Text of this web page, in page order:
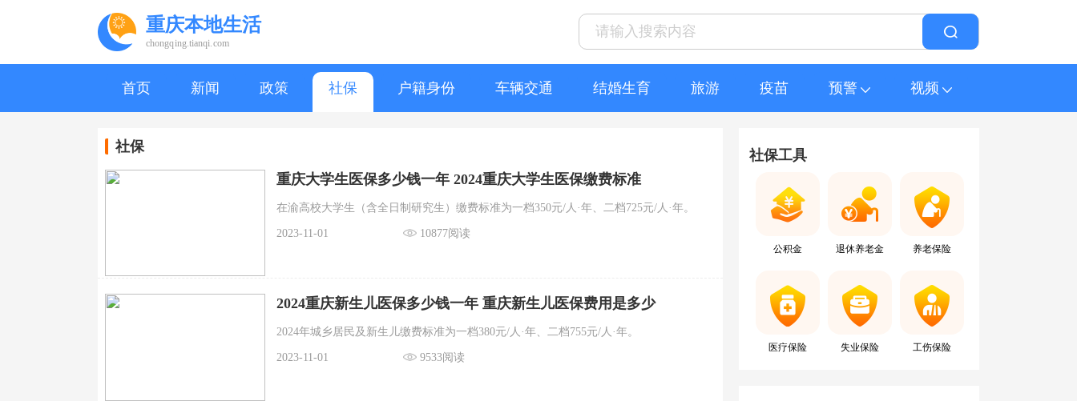
重庆本地生活
chongqing.tianqi.com
首页 新闻 政策 社保 户籍身份 车辆交通 结婚生育 旅游 疫苗 预警 视频
社保
重庆大学生医保多少钱一年 2024重庆大学生医保缴费标准
在渝高校大学生（含全日制研究生）缴费标准为一档350元/人·年、二档725元/人·年。
2023-11-01 10877阅读
2024重庆新生儿医保多少钱一年 重庆新生儿医保费用是多少
2024年城乡居民及新生儿缴费标准为一档380元/人·年、二档755元/人·年。
2023-11-01 9533阅读
社保工具
公积金 退休养老金 养老保险
医疗保险 失业保险 工伤保险